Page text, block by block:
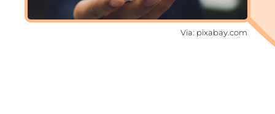
Via: pixabay.com